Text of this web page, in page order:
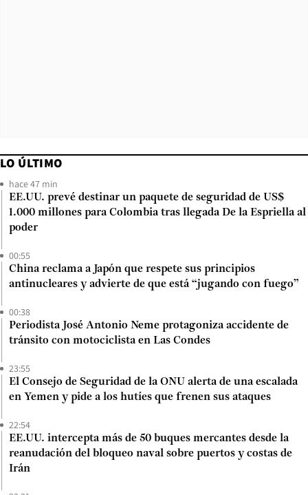
LO ÚLTIMO
hace 47 min
EE.UU. prevé destinar un paquete de seguridad de US$
1.000 millones para Colombia tras llegada De la Espriella al
poder
00:55
China reclama a Japón que respete sus principios
antinucleares y advierte de que está “jugando con fuego”
00:38
Periodista José Antonio Neme protagoniza accidente de
tránsito con motociclista en Las Condes
23:55
El Consejo de Seguridad de la ONU alerta de una escalada
en Yemen y pide a los hutíes que frenen sus ataques
22:54
EE.UU. intercepta más de 50 buques mercantes desde la
reanudación del bloqueo naval sobre puertos y costas de
Irán